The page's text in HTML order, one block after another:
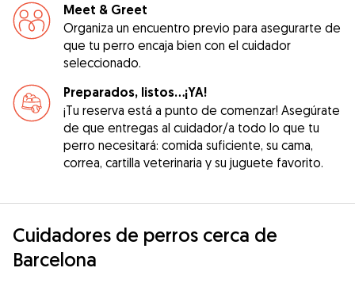
Meet & Greet
Organiza un encuentro previo para asegurarte de
que tu perro encaja bien con el cuidador
seleccionado.
Preparados, listos...¡YA!
¡Tu reserva está a punto de comenzar! Asegúrate
de que entregas al cuidador/a todo lo que tu
perro necesitará: comida suficiente, su cama,
correa, cartilla veterinaria y su juguete favorito.
Cuidadores de perros cerca de
Barcelona